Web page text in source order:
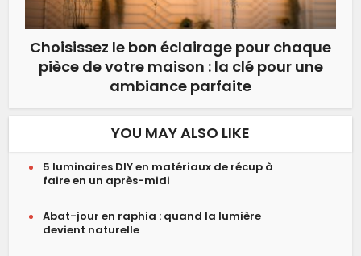
Choisissez le bon éclairage pour chaque
pièce de votre maison : la clé pour une
ambiance parfaite
YOU MAY ALSO LIKE
5 luminaires DIY en matériaux de récup à
faire en un après-midi
Abat-jour en raphia : quand la lumière
devient naturelle